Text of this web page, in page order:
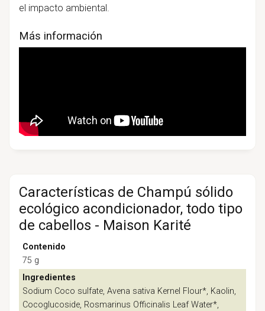
el impacto ambiental.
Más información
Características de Champú sólido
ecológico acondicionador, todo tipo
de cabellos - Maison Karité
Contenido
75 g
Ingredientes
Sodium Coco sulfate, Avena sativa Kernel Flour*, Kaolin,
Cocoglucoside, Rosmarinus Officinalis Leaf Water*,